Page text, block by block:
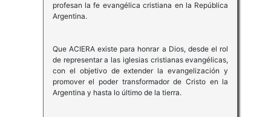
profesan la fe evangélica cristiana en la República
Argentina.
Que ACIERA existe para honrar a Dios, desde el rol
de representar a las iglesias cristianas evangélicas,
con el objetivo de extender la evangelización y
promover el poder transformador de Cristo en la
Argentina y hasta lo último de la tierra.